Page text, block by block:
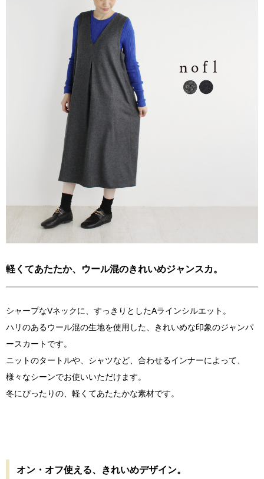
軽くてあたたか、ウール混のきれいめジャンスカ。
シャープなVネックに、すっきりとしたAラインシルエット。
ハリのあるウール混の生地を使用した、きれいめな印象のジャンパ
ースカートです。
ニットのタートルや、シャツなど、合わせるインナーによって、
様々なシーンでお使いいただけます。
冬にぴったりの、軽くてあたたかな素材です。
オン・オフ使える、きれいめデザイン。